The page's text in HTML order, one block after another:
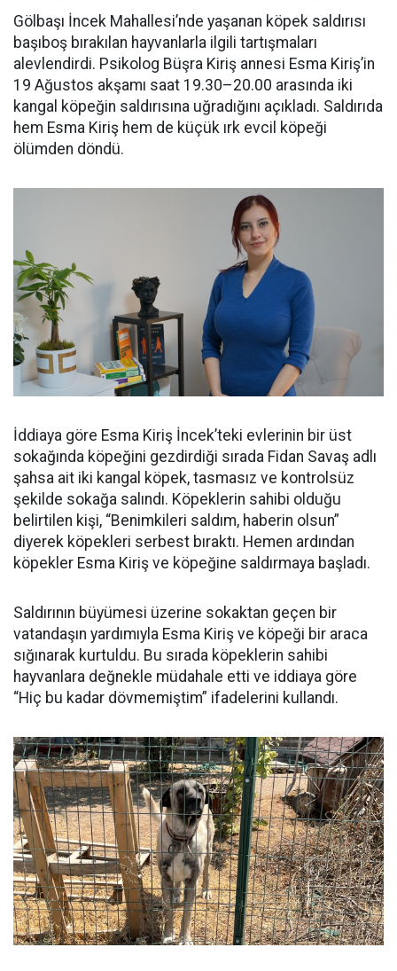
Gölbaşı İncek Mahallesi’nde yaşanan köpek saldırısı
başıboş bırakılan hayvanlarla ilgili tartışmaları
alevlendirdi. Psikolog Büşra Kiriş annesi Esma Kiriş’in
19 Ağustos akşamı saat 19.30–20.00 arasında iki
kangal köpeğin saldırısına uğradığını açıkladı. Saldırıda
hem Esma Kiriş hem de küçük ırk evcil köpeği
ölümden döndü.
İddiaya göre Esma Kiriş İncek’teki evlerinin bir üst
sokağında köpeğini gezdirdiği sırada Fidan Savaş adlı
şahsa ait iki kangal köpek, tasmasız ve kontrolsüz
şekilde sokağa salındı. Köpeklerin sahibi olduğu
belirtilen kişi, “Benimkileri saldım, haberin olsun”
diyerek köpekleri serbest bıraktı. Hemen ardından
köpekler Esma Kiriş ve köpeğine saldırmaya başladı.
Saldırının büyümesi üzerine sokaktan geçen bir
vatandaşın yardımıyla Esma Kiriş ve köpeği bir araca
sığınarak kurtuldu. Bu sırada köpeklerin sahibi
hayvanlara değnekle müdahale etti ve iddiaya göre
“Hiç bu kadar dövmemiştim” ifadelerini kullandı.